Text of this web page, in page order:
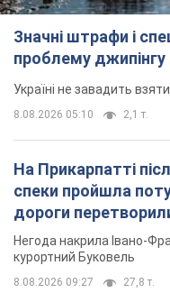
Значні штрафи і
проблему
Україні не завадить
8.08.2026 05:10 2,1 т.
На Прикарпатті
спеки пройшла
дороги
Відео
Негода накрила Івано-
курортний Буковель
8.08.2026 09:27 27,8 т.